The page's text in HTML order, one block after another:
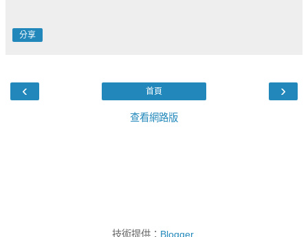
分享
‹ ›
首頁
查看網路版
技術提供： Blogger.